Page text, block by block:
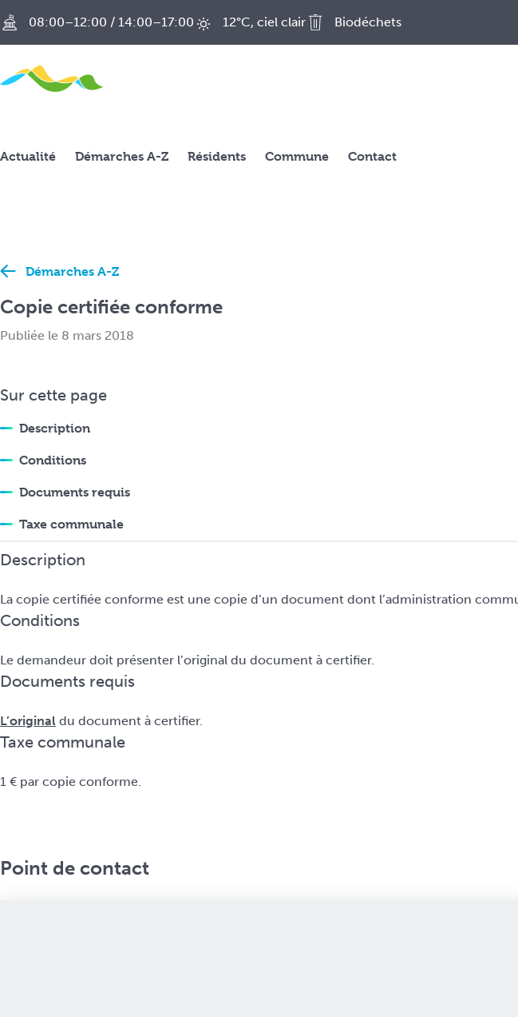
c
é
a
e
u
p
c
i
a
08:00–12:00 / 14:00–17:00 12°C, ciel clair Biodéchets
Actualité Démarches A-Z Résidents Commune Contact
Démarches A-Z
Copie certifiée conforme
Publiée le 8 mars 2018
Sur cette page
Description
Conditions
Documents requis
Taxe communale
Description
La copie certifiée conforme est une copie d’un document dont l’administration
Conditions
Le demandeur doit présenter l’original du document à certifier.
Documents requis
L’original du document à certifier.
Taxe communale
1 € par copie conforme.
Point de contact